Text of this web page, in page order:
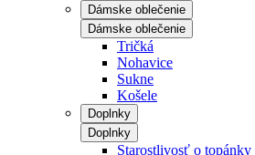
Dámske oblečenie
Dámske oblečenie
Tričká
Nohavice
Sukne
Košele
Doplnky
Doplnky
Starostlivosť o topánky